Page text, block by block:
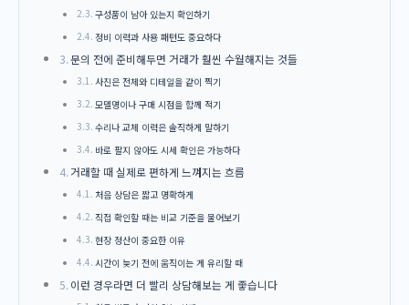
구성품이 남아 있는지 확인하기
정비 이력과 사용 패턴도 중요하다
문의 전에 준비해두면 거래가 훨씬 수월해지는 것들
사진은 전체와 디테일을 같이 찍기
모델명이나 구매 시점을 함께 적기
수리나 교체 이력은 솔직하게 말하기
바로 팔지 않아도 시세 확인은 가능하다
거래할 때 실제로 편하게 느껴지는 흐름
처음 상담은 짧고 명확하게
직접 확인할 때는 비교 기준을 물어보기
현장 정산이 중요한 이유
시간이 늦기 전에 움직이는 게 유리할 때
이런 경우라면 더 빨리 상담해보는 게 좋습니다